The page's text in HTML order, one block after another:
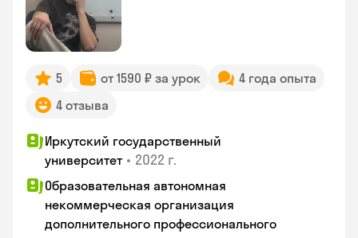
5 от 1590 ₽ за урок
4 года опыта
4 отзыва
Иркутский государственный
университет • 2022 г.
Образовательная автономная
некоммерческая организация
дополнительного профессионального